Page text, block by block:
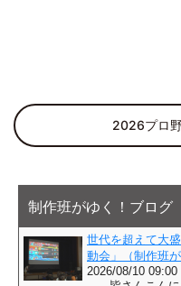
2026プロ
制作班がゆく！ブログ